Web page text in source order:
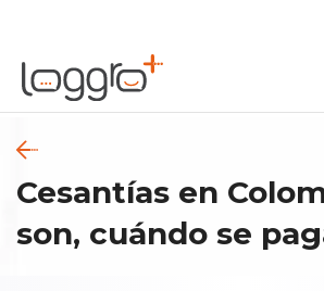
Cesantías en
son, cuándo se